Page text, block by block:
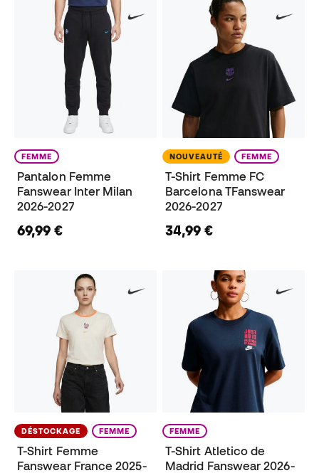
FEMME
Pantalon Femme
Fanswear Inter Milan
2026-2027
69,99 €
NOUVEAUTÉ FEMME
T-Shirt Femme FC
Barcelona TFanswear
2026-2027
34,99 €
DÉSTOCKAGE FEMME
T-Shirt Femme
Fanswear France 2025-
FEMME
T-Shirt Atletico de
Madrid Fanswear 2026-